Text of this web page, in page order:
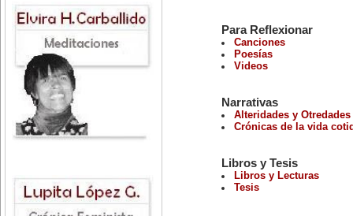
Para Reflexionar
Canciones
Poesías
Videos
Narrativas
Alteridades y Otredades
Crónicas de la vida
Libros y Tesis
Libros y Lecturas
Tesis